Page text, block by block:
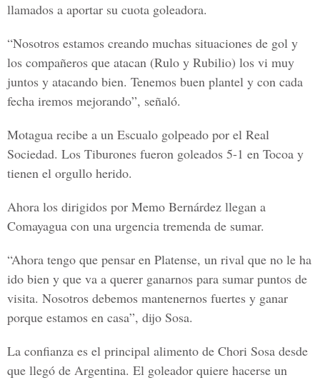
llamados a aportar su cuota goleadora.
“Nosotros estamos creando muchas situaciones de gol y
los compañeros que atacan (Rulo y Rubilio) los vi muy
juntos y atacando bien. Tenemos buen plantel y con cada
fecha iremos mejorando”, señaló.
Motagua recibe a un Escualo golpeado por el Real
Sociedad. Los Tiburones fueron goleados 5-1 en Tocoa y
tienen el orgullo herido.
Ahora los dirigidos por Memo Bernárdez llegan a
Comayagua con una urgencia tremenda de sumar.
“Ahora tengo que pensar en Platense, un rival que no le ha
ido bien y que va a querer ganarnos para sumar puntos de
visita. Nosotros debemos mantenernos fuertes y ganar
porque estamos en casa”, dijo Sosa.
La confianza es el principal alimento de Chori Sosa desde
que llegó de Argentina. El goleador quiere hacerse un